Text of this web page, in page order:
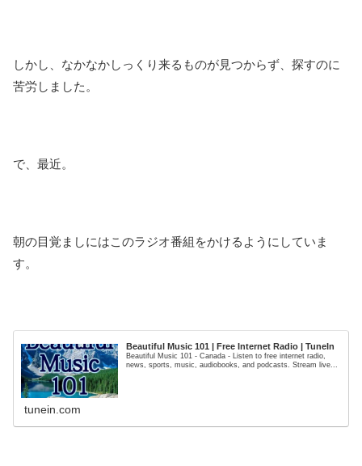
しかし、なかなかしっくり来るものが見つからず、探すのに
苦労しました。
で、最近。
朝の目覚ましにはこのラジオ番組をかけるようにしていま
す。
Beautiful Music 101 | Free Internet Radio | TuneIn
Beautiful Music 101 - Canada - Listen to free internet radio,
news, sports, music, audiobooks, and podcasts. Stream live...
tunein.com